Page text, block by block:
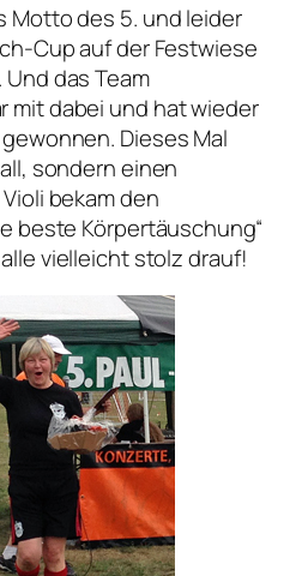
Motto des 5. und leider
Cup auf der Festwiese
das Team
mit dabei und hat wieder
Dieses Mal
sondern einen
bekam den
beste Körpertäuschung“
alle vielleicht stolz drauf!